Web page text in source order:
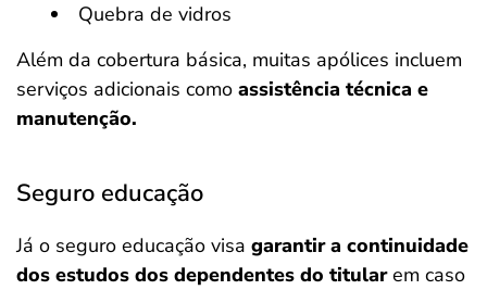
Quebra de vidros
Além da cobertura básica, muitas apólices incluem
serviços adicionais como assistência técnica e
manutenção.
Seguro educação
Já o seguro educação visa garantir a continuidade
dos estudos dos dependentes do titularem caso